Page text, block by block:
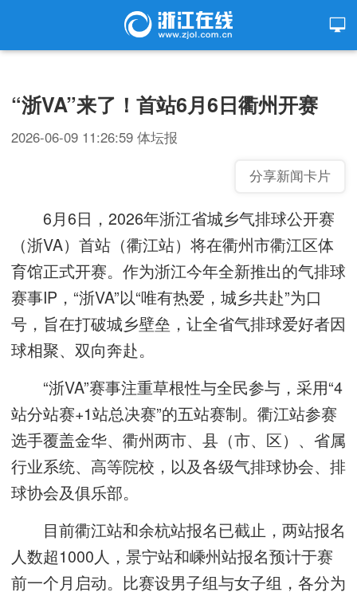
“浙VA”来了！首站6月6日衢州开赛
2026-06-09 11:26:59 体坛报
分享新闻卡片
6月6日，2026年浙江省城乡气排球公开赛
（浙VA）首站（衢江站）将在衢州市衢江区体
育馆正式开赛。作为浙江今年全新推出的气排球
赛事IP，“浙VA”以“唯有热爱，城乡共赴”为口
号，旨在打破城乡壁垒，让全省气排球爱好者因
球相聚、双向奔赴。
“浙VA”赛事注重草根性与全民参与，采用“4
站分站赛+1站总决赛”的五站赛制。衢江站参赛
选手覆盖金华、衢州两市、县（市、区）、省属
行业系统、高等院校，以及各级气排球协会、排
球协会及俱乐部。
目前衢江站和余杭站报名已截止，两站报名
人数超1000人，景宁站和嵊州站报名预计于赛
前一个月启动。比赛设男子组与女子组，各分为